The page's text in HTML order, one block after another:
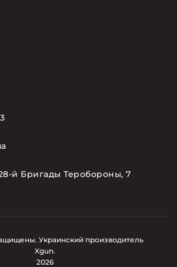
й Бригады Теробороны, 7
Украинский производитель
Xgun.
2026